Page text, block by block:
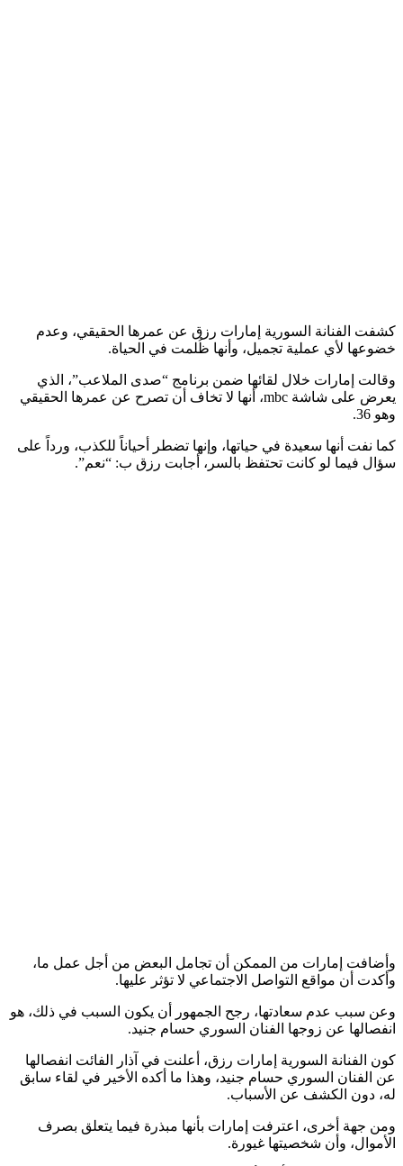
كشفت الفنانة السورية إمارات رزق عن عمرها الحقيقي، وعدم
خضوعها لأي عملية تجميل، وأنها ظُلمت في الحياة.
وقالت إمارات خلال لقائها ضمن برنامج “صدى الملاعب”، الذي
يعرض على شاشة mbc، أنها لا تخاف أن تصرح عن عمرها الحقيقي
وهو 36.
كما نفت أنها سعيدة في حياتها، وإنها تضطر أحياناً للكذب، ورداً على
سؤال فيما لو كانت تحتفظ بالسر، أجابت رزق ب: “نعم”.
وأضافت إمارات من الممكن أن تجامل البعض من أجل عمل ما،
وأكدت أن مواقع التواصل الاجتماعي لا تؤثر عليها.
وعن سبب عدم سعادتها، رجح الجمهور أن يكون السبب في ذلك، هو
انفصالها عن زوجها الفنان السوري حسام جنيد.
كون الفنانة السورية إمارات رزق، أعلنت في آذار الفائت انفصالها
عن الفنان السوري حسام جنيد، وهذا ما أكده الأخير في لقاء سابق
له، دون الكشف عن الأسباب.
ومن جهة أخرى، اعترفت إمارات بأنها مبذرة فيما يتعلق بصرف
الأموال، وأن شخصيتها غيورة.